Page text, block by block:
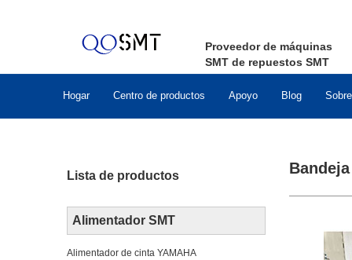
Proveedor de máquinas
SMT de repuestos SMT
Hogar Centro de productos Apoyo Blog
Lista de productos
Alimentador SMT
Alimentador de cinta YAMAHA